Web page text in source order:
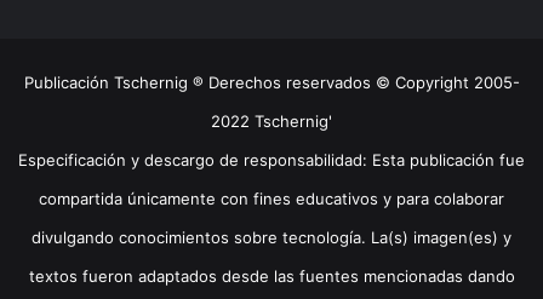
Publicación Tschernig ® Derechos reservados © Copyright 2005-
2022 Tschernig'
Especificación y descargo de responsabilidad: Esta publicación fue
compartida únicamente con fines educativos y para colaborar
divulgando conocimientos sobre tecnología. La(s) imagen(es) y
textos fueron adaptados desde las fuentes mencionadas dando